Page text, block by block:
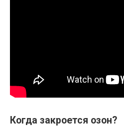
Когда закроется озон?